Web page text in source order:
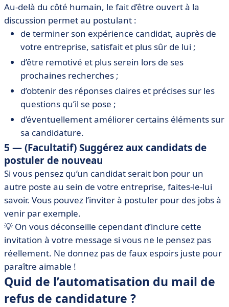
Au-delà du côté humain, le fait d’être ouvert à la
discussion permet au postulant :
de terminer son expérience candidat, auprès de
votre entreprise, satisfait et plus sûr de lui ;
d’être remotivé et plus serein lors de ses
prochaines recherches ;
d’obtenir des réponses claires et précises sur les
questions qu’il se pose ;
d’éventuellement améliorer certains éléments sur
sa candidature.
5 — (Facultatif) Suggérez aux candidats de
postuler de nouveau
Si vous pensez qu’un candidat serait bon pour un
autre poste au sein de votre entreprise, faites-le-lui
savoir. Vous pouvez l’inviter à postuler pour des jobs à
venir par exemple.
💡 On vous déconseille cependant d’inclure cette
invitation à votre message si vous ne le pensez pas
réellement. Ne donnez pas de faux espoirs juste pour
paraître aimable !
Quid de l’automatisation du mail de
refus de candidature ?